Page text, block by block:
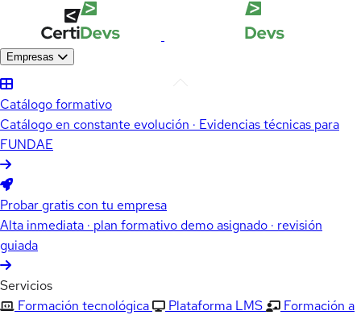
Empresas
Catálogo formativo
Catálogo en constante evolución · Evidencias técnicas para
FUNDAE
Probar gratis con tu empresa
Alta inmediata · plan formativo demo asignado · revisión
guiada
Servicios
Formación tecnológica
Plataforma LMS
Formación a